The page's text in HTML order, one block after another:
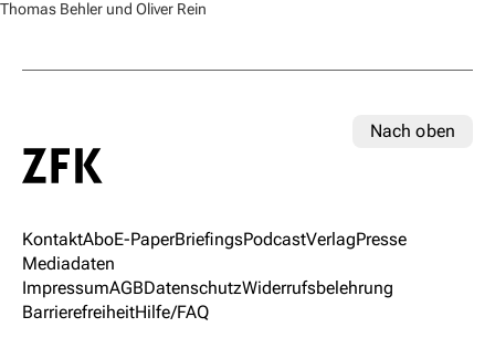
Thomas Behler und Oliver Rein
Nach oben
KontaktAboE-PaperBriefingsPodcastVerlagPresse
Mediadaten
ImpressumAGBDatenschutzWiderrufsbelehrung
BarrierefreiheitHilfe/FAQ